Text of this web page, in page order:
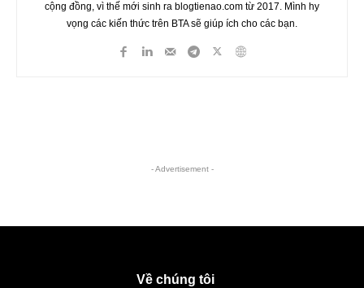
cộng đồng, vì thế mới sinh ra blogtienao.com từ 2017. Mình hy
vọng các kiến thức trên BTA sẽ giúp ích cho các bạn.
- Advertisement -
Về chúng tôi